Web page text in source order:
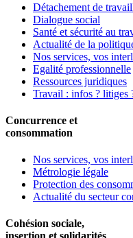
Détachement de
Dialogue social
Santé et sécurité au
Actualité de la
Nos services, vos
Egalité professionnelle
Ressources juridiques
Travail : infos ? litiges
Concurrence et
consommation
Nos services, vos
Métrologie légale
Protection des
Actualité du secteur
Cohésion sociale,